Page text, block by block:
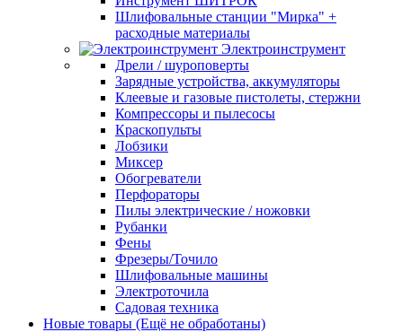
Шлифовальные станции "Мирка" +
расходные материалы
Электроинструмент
Дрели / шуроповерты
Зарядные устройства, аккумуляторы
Клеевые и газовые пистолеты, стержни
Компрессоры и пылесосы
Краскопульты
Лобзики
Миксер
Обогреватели
Перфораторы
Пилы электрические / ножовки
Рубанки
Фены
Фрезеры/Точило
Шлифовальные машины
Электроточила
Садовая техника
Новые товары (Ещё не обработаны)